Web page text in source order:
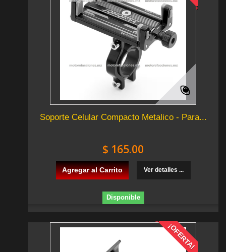
Soporte Celular Compacto Metalico - Para...
$ 165.00
Agregar al Carrito Ver detalles ...
Disponible
¡OFERTA!